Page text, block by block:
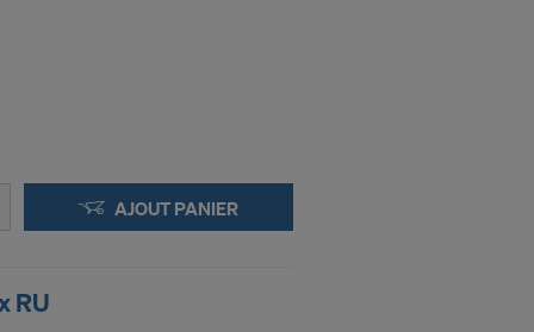
AJOUT PANIER
RU
sont en
: